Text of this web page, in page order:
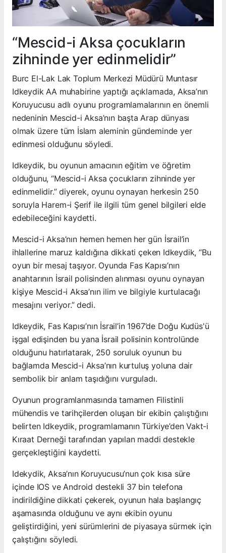
“Mescid-i Aksa çocukların
zihninde yer edinmelidir”
Burc El-Lak Lak Toplum Merkezi Müdürü Muntasır
Idkeydik AA muhabirine yaptığı açıklamada, Aksa’nın
Koruyucusu adlı oyunu programlamalarının en önemli
nedeninin Mescid-i Aksa’nın başta Arap dünyası
olmak üzere tüm İslam aleminin gündeminde yer
edinmesi olduğunu söyledi.
Idkeydik, bu oyunun amacının eğitim ve öğretim
olduğunu, “Mescid-i Aksa çocukların zihninde yer
edinmelidir.” diyerek, oyunu oynayan herkesin 250
soruyla Harem-i Şerif ile ilgili tüm genel bilgileri elde
edebileceğini kaydetti.
Mescid-i Aksa’nın hemen hemen her gün İsrail’in
ihlallerine maruz kaldığına dikkati çeken Idkeydik, “Bu
oyun bir mesaj taşıyor. Oyunda Fas Kapısı’nın
anahtarının İsrail polisinden alınması oyunu oynayan
kişiye Mescid-i Aksa’nın ilim ve bilgiyle kurtulacağı
mesajını veriyor.” dedi.
Idkeydik, Fas Kapısı’nın İsrail’in 1967’de Doğu Kudüs'ü
işgal edişinden bu yana İsrail polisinin kontrolünde
olduğunu hatırlatarak, 250 soruluk oyunun bu
bağlamda Mescid-i Aksa’nın kurtuluş yoluna dair
sembolik bir anlam taşıdığını vurguladı.
Oyunun programlanmasında tamamen Filistinli
mühendis ve tarihçilerden oluşan bir ekibin çalıştığını
belirten Idkeydik, programlamanın Türkiye’den Vakt-i
Kıraat Derneği tarafından yapılan maddi destekle
gerçekleştiğini kaydetti.
Idekydik, Aksa’nın Koruyucusu’nun çok kısa süre
içinde IOS ve Android destekli 37 bin telefona
indirildiğine dikkati çekerek, oyunun hala başlangıç
aşamasında olduğunu ve aynı ekibin oyunu
geliştirdiğini, yeni sürümlerini de piyasaya sürmek için
çalıştığını söyledi.